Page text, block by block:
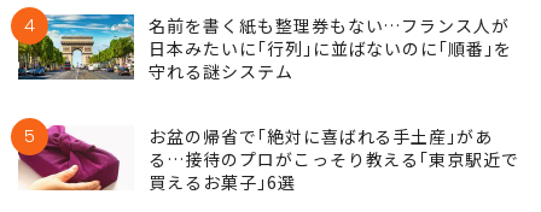
4
名前を書く紙も整理券もない…フランス人が
日本みたいに｢行列｣に並ばないのに｢順番｣を
守れる謎システム
5
お盆の帰省で｢絶対に喜ばれる手土産｣があ
る…接待のプロがこっそり教える｢東京駅近で
買えるお菓子｣6選